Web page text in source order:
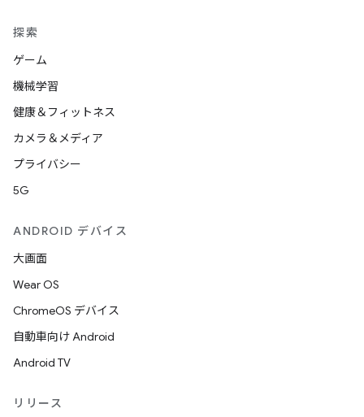
探索
ゲーム
機械学習
健康＆フィットネス
カメラ＆メディア
プライバシー
5G
ANDROID デバイス
大画面
Wear OS
ChromeOS デバイス
自動車向け Android
Android TV
リリース